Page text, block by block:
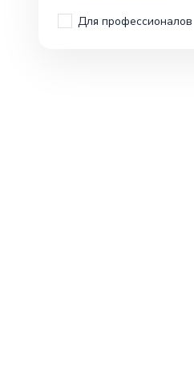
Для профессионалов